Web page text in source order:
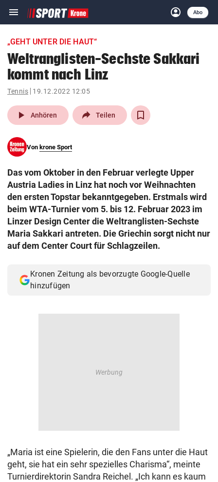
menu Navigation
ein-/ausklappen
account_circle
Anmelden
Abo
close Schließen
account_circle Anmelden
pin_drop
Wien arrow_right
search
eingeben
© Krone Multimedia GmbH & Co KG 2026
Muthgasse 2, 1190 Wien
„GEHT UNTER DIE HAUT“
Weltranglisten-Sechste Sakkari
kommt nach Linz
Tennis 19.12.2022 12:05
play_arrow Anhören Teilen
Von krone Sport
Das vom Oktober in den Februar verlegte Upper
Austria Ladies in Linz hat noch vor Weihnachten
den ersten Topstar bekanntgegeben. Erstmals wird
beim WTA-Turnier vom 5. bis 12. Februar 2023 im
Linzer Design Center die Weltranglisten-Sechste
Maria Sakkari antreten. Die Griechin sorgt nicht nur
auf dem Center Court für Schlagzeilen.
Kronen Zeitung als bevorzugte Google-Quelle
hinzufügen
„Maria ist eine Spielerin, die den Fans unter die Haut
geht, sie hat ein sehr spezielles Charisma“, meinte
Turnierdirektorin Sandra Reichel. „Ich kann es kaum